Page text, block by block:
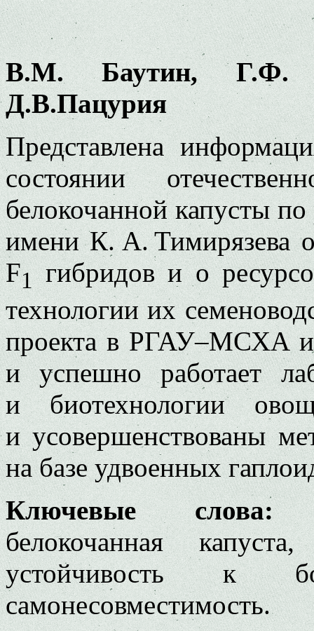
В.М. Баутин, Г.Ф.
Д.В.Пацурия
Представлена
состоянии
белокочанной капусты
имени К. А. Тимирязева
F1гибридов и о
технологии их
проекта в РГАУ–МСХА
и успешно работает
и биотехнологии
и усовершенствованы
на базе удвоенных
Ключевые слова:
белокочанная
устойчивость к
самонесовместимость.